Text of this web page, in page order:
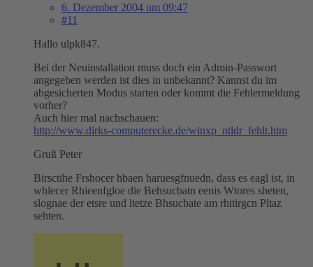
6. Dezember 2004 um 09:47
#11
Hallo ulpk847.
Bei der Neuinstallation muss doch ein Admin-Passwort
angegeben werden ist dies in unbekannt? Kannst du im
abgesicherten Modus starten oder kommt die Fehlermeldung
vorher?
Auch hier mal nachschauen:
http://www.dirks-computerecke.de/winxp_ntldr_fehlt.htm
Gruß Peter
Birsctihe Frshocer hbaen haruesgfnuedn, dass es eagl ist, in
whlecer Rhieenfgloe die Behsucbatn eenis Wtores sheten,
slognae der etsre und ltetze Bhsucbate am rhitirgcn Pltaz
sehten.